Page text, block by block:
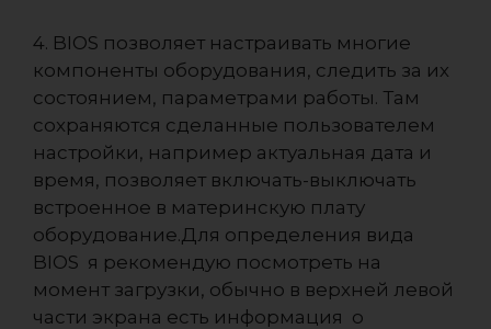
4. BIOS позволяет настраивать многие
компоненты оборудования, следить за их
состоянием, параметрами работы. Там
сохраняются сделанные пользователем
настройки, например актуальная дата и
время, позволяет включать-выключать
встроенное в материнскую плату
оборудование.Для определения вида
BIOS я рекомендую посмотреть на
момент загрузки, обычно в верхней левой
части экрана есть информация о